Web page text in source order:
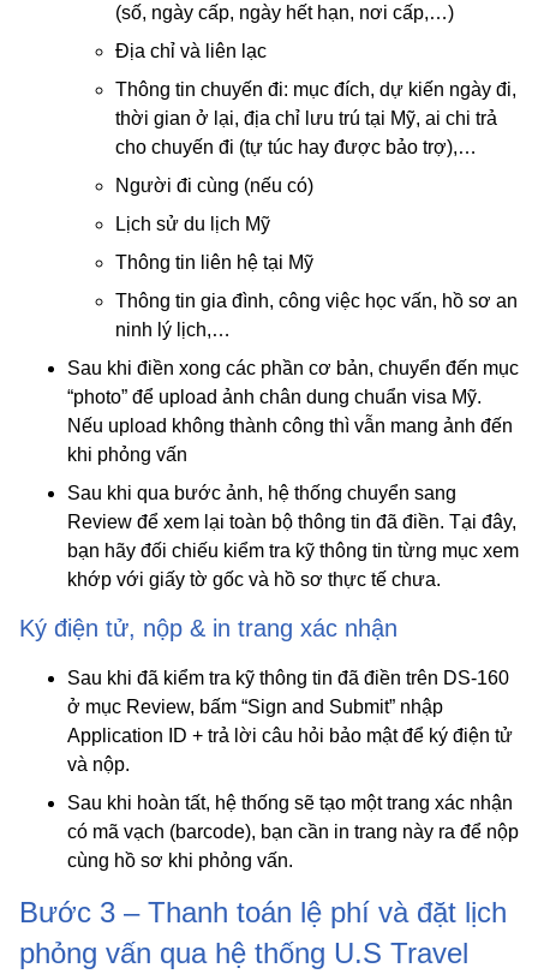
(số, ngày cấp, ngày hết hạn, nơi cấp,…)
Địa chỉ và liên lạc
Thông tin chuyến đi: mục đích, dự kiến ngày đi,
thời gian ở lại, địa chỉ lưu trú tại Mỹ, ai chi trả
cho chuyến đi (tự túc hay được bảo trợ),…
Người đi cùng (nếu có)
Lịch sử du lịch Mỹ
Thông tin liên hệ tại Mỹ
Thông tin gia đình, công việc học vấn, hồ sơ an
ninh lý lịch,…
Sau khi điền xong các phần cơ bản, chuyển đến mục
“photo” để upload ảnh chân dung chuẩn visa Mỹ.
Nếu upload không thành công thì vẫn mang ảnh đến
khi phỏng vấn
Sau khi qua bước ảnh, hệ thống chuyển sang
Review để xem lại toàn bộ thông tin đã điền. Tại đây,
bạn hãy đối chiếu kiểm tra kỹ thông tin từng mục xem
khớp với giấy tờ gốc và hồ sơ thực tế chưa.
Ký điện tử, nộp & in trang xác nhận
Sau khi đã kiểm tra kỹ thông tin đã điền trên DS-160
ở mục Review, bấm “Sign and Submit” nhập
Application ID + trả lời câu hỏi bảo mật để ký điện tử
và nộp.
Sau khi hoàn tất, hệ thống sẽ tạo một trang xác nhận
có mã vạch (barcode), bạn cần in trang này ra để nộp
cùng hồ sơ khi phỏng vấn.
Bước 3 – Thanh toán lệ phí và đặt lịch
phỏng vấn qua hệ thống U.S Travel